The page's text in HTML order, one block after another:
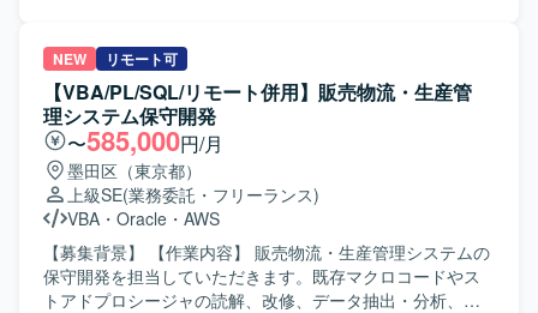
境】 Excel VBAを用いた開発環境を中心に、Linux環境など
のオープン系技術を組み合わせたシステム開発およびテス
トを実施します。
Organizationsを用いたマルチアカウントの統制管理やSCP
の設計・検証・適用を行っていただきます。また、
CloudTrail、GuardDuty、Security Hub等を活用した各種セ
キュリティ・監査ログの集約および監視基盤の運用を行っ
ていただきます。さらに、GitHub Organizationやマスター
アカウントの管理・運用として、ポリシー設定、アクセス
権限管理、CI/CD環境の整備を推進していただきます。加え
て、金融水準のセキュリティ要件に基づくインフラコード
（IaC: Terraform等）のレビューおよび展開を行っていただ
きます。 【求める人物像】 高いセキュリティ基準を意識し
ながらインフラ設計・運用に取り組んでいただける方を求
NEW リモート可
【VBA/PL/SQL/リモート併用】販売物流・生産管
理システム保守開発
〜585,000円/月
墨田区（東京都）
上級SE(業務委託・フリーランス)
VBA ・ Oracle ・ AWS
【募集背景】 【作業内容】 販売物流・生産管理システムの
保守開発を担当していただきます。既存マクロコードやス
トアドプロシージャの読解、改修、データ抽出・分析、業